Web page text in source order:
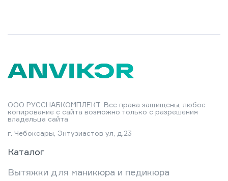
ООО РУССНАБКОМПЛЕКТ. Все права защищены, любое
копирование с сайта возможно только с разрешения
владельца сайта
г. Чебоксары, Энтузиастов ул, д.23
Каталог
Вытяжки для маникюра и педикюра